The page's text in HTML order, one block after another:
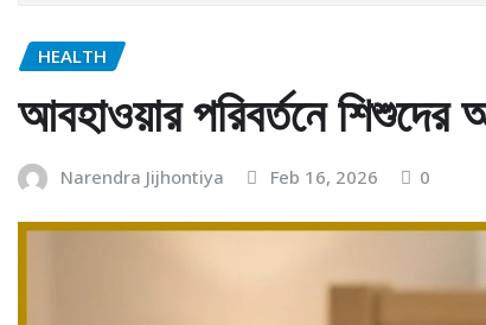
HEALTH
আবহাওয়ার পরিবর্তনে
Narendra Jijhontiya Feb 16, 2026 0